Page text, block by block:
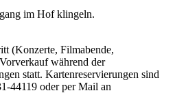
im Hof klingeln.
(Konzerte, Filmabende,
während der
statt. Kartenreservierungen sind
44119 oder per Mail an